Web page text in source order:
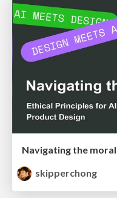
skipperchong